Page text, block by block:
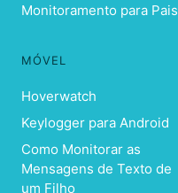
Monitoramento para Pais
MÓVEL
Hoverwatch
Keylogger para Android
Como Monitorar as
Mensagens de Texto de
um Filho